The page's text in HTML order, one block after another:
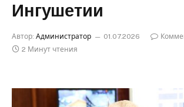
Ингушетии
Автор: Администратор 01.07.2026
2 Минут чтения